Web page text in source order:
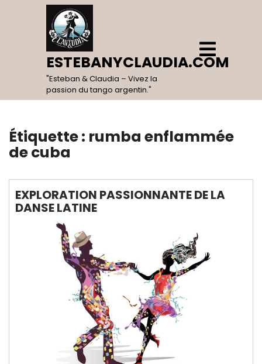
ESTEBANYCLAUDIA.COM
"Esteban & Claudia – Vivez la
passion du tango argentin."
Open
Menu
Étiquette : rumba enflammée
de cuba
EXPLORATION PASSIONNANTE DE LA
DANSE LATINE